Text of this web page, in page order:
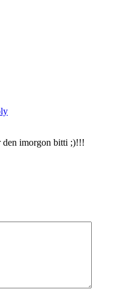
imorgon bitti ;)!!!